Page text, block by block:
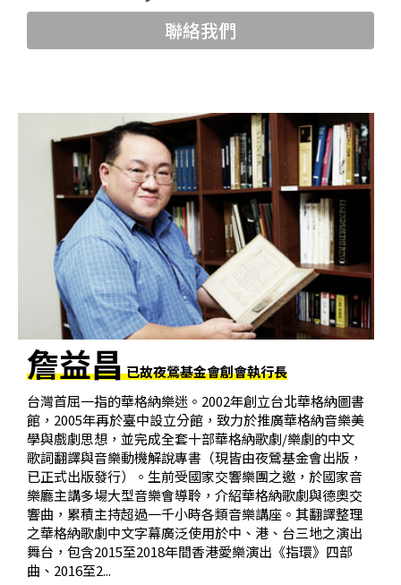
品
最
聯
絡
我
們
登
入/
加
入
會
聯絡我們
詹益昌已故夜鶯基金會創會執行長
台灣首屈一指的華格納樂迷。2002年創立台北華格納圖書
館，2005年再於臺中設立分館，致力於推廣華格納音樂美
學與戲劇思想，並完成全套十部華格納歌劇/樂劇的中文
歌詞翻譯與音樂動機解說專書（現皆由夜鶯基金會出版，
已正式出版發行）。生前受國家交響樂團之邀，於國家音
樂廳主講多場大型音樂會導聆，介紹華格納歌劇與德奧交
響曲，累積主持超過一千小時各類音樂講座。其翻譯整理
之華格納歌劇中文字幕廣泛使用於中、港、台三地之演出
舞台，包含2015至2018年間香港愛樂演出《指環》四部
曲、2016至2...